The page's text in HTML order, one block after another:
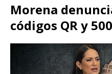
Morena
códigos QR y